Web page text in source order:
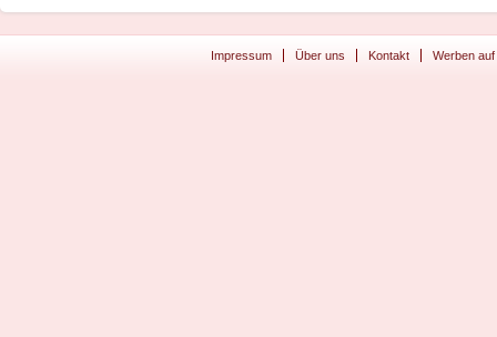
Impressum Über uns Kontakt Werben